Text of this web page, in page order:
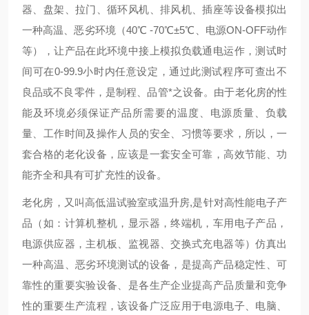
器、盘架、拉门、循环风机、排风机、插座等设备模拟出
一种高温、恶劣环境（40℃ -70℃±5℃、电源ON-OFF动作
等），让产品在此环境中接上模拟负载通电运作，测试时
间可在0-99.9小时内任意设定，通过此测试程序可查出不
良品或不良零件，是制程、品管*之设备。由于老化房的性
能及环境必须保证产品所需要的温度、电源质量、负载
量、工作时间及操作人员的安全、习惯等要求，所以，一
套合格的老化设备，应该是一套安全可靠，高效节能、功
能齐全和具有可扩充性的设备。
老化房，又叫高低温试验室或温升房,是针对高性能电子产
品（如：计算机整机，显示器，终端机，车用电子产品，
电源供应器，主机板、监视器、交换式充电器等）仿真出
一种高温、恶劣环境测试的设备，是提高产品稳定性、可
靠性的重要实验设备、是各生产企业提高产品质量和竞争
性的重要生产流程，该设备广泛应用于电源电子、电脑、